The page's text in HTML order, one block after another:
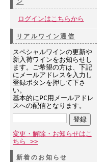
ン
ログインはこちらから
リアルワイン通信
スペシャルワインの更新や
新入荷ワインをお知らせし
ます。ご希望の方は、下記
にメールアドレスを入力し
登録ボタンを押して下さ
い。
基本的にPC用メールアドレ
スへの配信となります。
変更・解除・お知らせはこ
ちら >>
新着のお知らせ